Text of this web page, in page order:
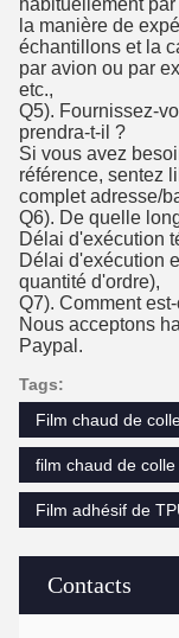
Contacts
habituellement
la manière de
échantillons et la
par avion ou par
etc.,
Q5). Fournissez-
prendra-t-il ?
Si vous avez
référence, sentez
complet adresse/
Q6). De quelle
Délai d'exécution
Délai d'exécution
quantité d'ordre),
Q7). Comment
Nous acceptons
Paypal.
Tags:
Film chaud de
film chaud de
Film adhésif de